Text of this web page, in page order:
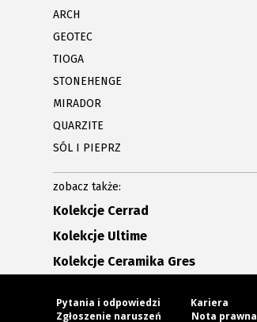
ARCH
GEOTEC
TIOGA
STONEHENGE
MIRADOR
QUARZITE
SÓL I PIEPRZ
zobacz także:
Kolekcje Cerrad
Kolekcje Ultime
Kolekcje Ceramika Gres
Pytania i odpowiedzi Kariera
Zgłoszenie naruszeń
Nota prawna